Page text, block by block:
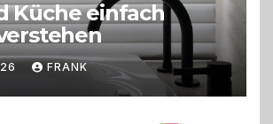
Küche einfach
FRANK